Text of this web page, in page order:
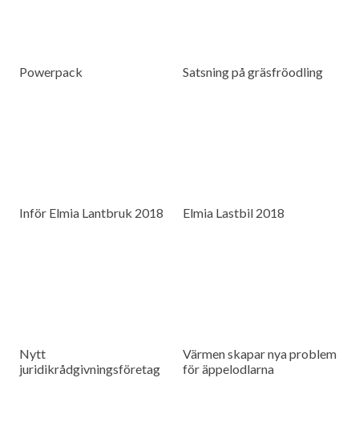
Powerpack Satsning på gräsfröodling
Inför Elmia Lantbruk 2018 Elmia Lastbil 2018
Nytt
juridikrådgivningsföretag
Värmen skapar nya problem
för äppelodlarna